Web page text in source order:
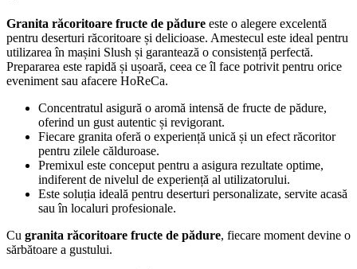
Granita răcoritoare fructe de pădure este o alegere excelentă
pentru deserturi răcoritoare și delicioase. Amestecul este ideal pentru
utilizarea în mașini Slush și garantează o consistență perfectă.
Prepararea este rapidă și ușoară, ceea ce îl face potrivit pentru orice
eveniment sau afacere HoReCa.
Concentratul asigură o aromă intensă de fructe de pădure,
oferind un gust autentic și revigorant.
Fiecare granita oferă o experiență unică și un efect răcoritor
pentru zilele călduroase.
Premixul este conceput pentru a asigura rezultate optime,
indiferent de nivelul de experiență al utilizatorului.
Este soluția ideală pentru deserturi personalizate, servite acasă
sau în localuri profesionale.
Cu granita răcoritoare fructe de pădure, fiecare moment devine o
sărbătoare a gustului.